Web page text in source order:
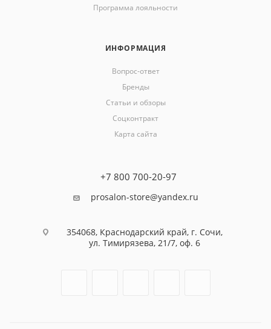
Программа лояльности
ИНФОРМАЦИЯ
Вопрос-ответ
Бренды
Статьи и обзоры
Соцконтракт
Карта сайта
+7 800 700-20-97
prosalon-store@yandex.ru
354068, Краснодарский край, г. Сочи,
ул. Тимирязева, 21/7, оф. 6